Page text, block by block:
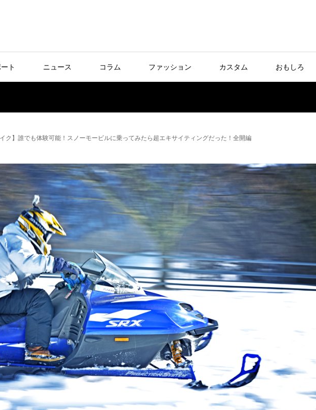
ト ニュース コラム ファッション カスタム おもしろ
イク】誰でも体験可能！スノーモービルに乗ってみたら超エキサイティングだった！全開編